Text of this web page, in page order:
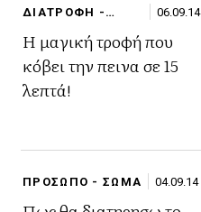
ΔΙΑΤΡΟΦΗ -
06.09.14
Η μαγική τροφή που
κόβει την πεινα σε 15
λεπτά!
ΠΡΟΣΩΠΟ - ΣΩΜΑ 04.09.14